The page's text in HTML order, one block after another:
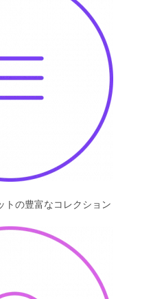
トの豊富なコレクション